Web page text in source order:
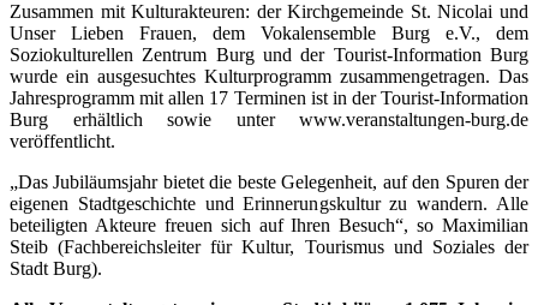
Zusammen mit Kulturakteuren: der Kirchgemeinde St. Nicolai und
Unser Lieben Frauen, dem Vokalensemble Burg e.V., dem
Soziokulturellen Zentrum Burg und der Tourist-Information Burg
wurde ein ausgesuchtes Kulturprogramm zusammengetragen. Das
Jahresprogramm mit allen 17 Terminen ist in der Tourist-Information
Burg erhältlich sowie unter www.veranstaltungen-burg.de
veröffentlicht.
„Das Jubiläumsjahr bietet die beste Gelegenheit, auf den Spuren der
eigenen Stadtgeschichte und Erinnerungskultur zu wandern. Alle
beteiligten Akteure freuen sich auf Ihren Besuch“, so Maximilian
Steib (Fachbereichsleiter für Kultur, Tourismus und Soziales der
Stadt Burg).